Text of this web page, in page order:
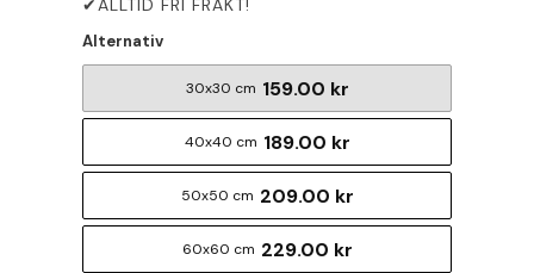
Alternativ
30x30 cm 159.00 kr
40x40 cm 189.00 kr
50x50 cm 209.00 kr
60x60 cm 229.00 kr